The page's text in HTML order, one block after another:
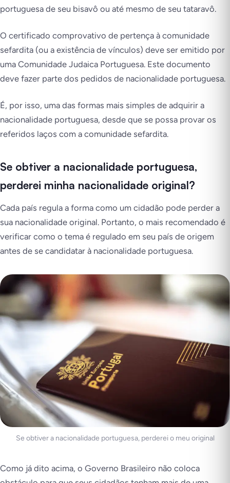
portuguesa de seu bisavô ou até mesmo de seu tataravô.
O certificado comprovativo de pertença à comunidade
sefardita (ou a existência de vínculos) deve ser emitido por
uma Comunidade Judaica Portuguesa. Este documento
deve fazer parte dos pedidos de nacionalidade portuguesa.
É, por isso, uma das formas mais simples de adquirir a
nacionalidade portuguesa, desde que se possa provar os
referidos laços com a comunidade sefardita.
Se obtiver a nacionalidade portuguesa,
perderei minha nacionalidade original?
Cada país regula a forma como um cidadão pode perder a
sua nacionalidade original. Portanto, o mais recomendado é
verificar como o tema é regulado em seu país de origem
antes de se candidatar à nacionalidade portuguesa.
Se obtiver a nacionalidade portuguesa, perderei o meu original
Como já dito acima, o Governo Brasileiro não coloca